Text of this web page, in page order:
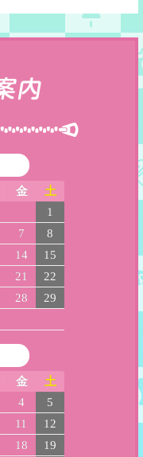
金 土
1
7
8
14
15
21 22
28 29
金 土
4
5
11
12
18
19